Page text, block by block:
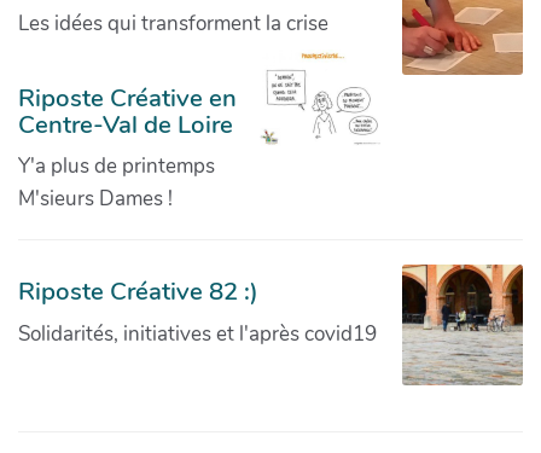
Les idées qui transforment la crise
Riposte Créative en
Centre-Val de Loire
Y'a plus de printemps
M'sieurs Dames !
Riposte Créative 82 :)
Solidarités, initiatives et l'après covid19